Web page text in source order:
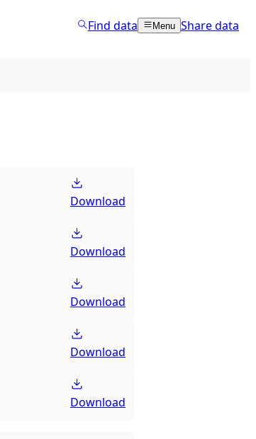
Find data Menu Share data
Download
Download
Download
Download
Download